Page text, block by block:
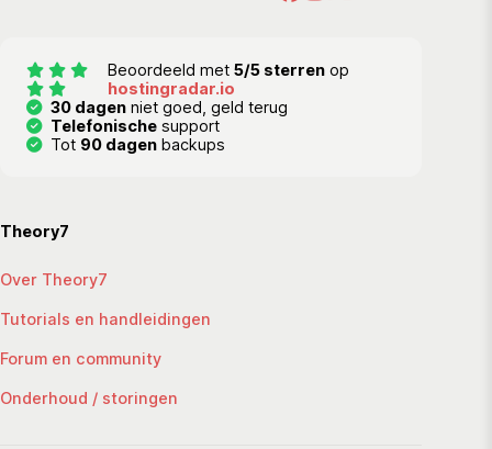
Beoordeeld met 5/5 sterrenop
hostingradar.io
30 dagen niet goed, geld terug
Telefonische support
Tot 90 dagen backups
Theory7
Over Theory7
Tutorials en handleidingen
Forum en community
Onderhoud / storingen